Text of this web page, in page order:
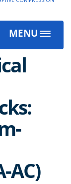
MENU
Toggle
AC)